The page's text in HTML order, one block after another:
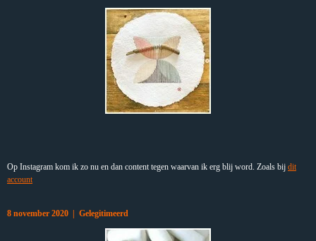
Op Instagram kom ik zo nu en dan content tegen waarvan ik erg blij word. Zoals bij dit
account
8 november 2020 | Gelegitimeerd